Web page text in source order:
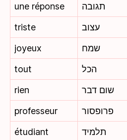
une réponse
תגובה
triste
עצוב
joyeux
שמח
tout
הכל
rien
שום דבר
professeur
פרופסור
étudiant
תלמיד